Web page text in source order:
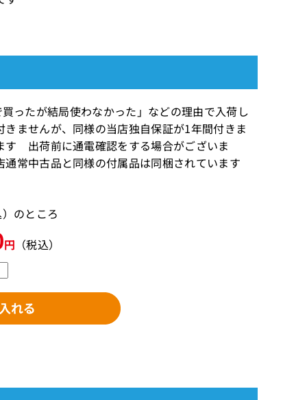
たが結局使わなかった」などの理由で入荷し
ませんが、同様の当店独自保証が1年間付きま
出荷前に通電確認をする場合がございま
常中古品と同様の付属品は同梱されています
のところ
円 （税込）